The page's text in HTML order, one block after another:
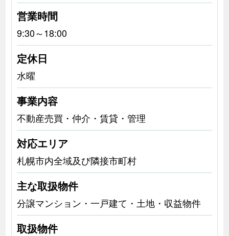
営業時間
9:30～18:00
定休日
水曜
事業内容
不動産売買・仲介・賃貸・管理
対応エリア
札幌市内全域及び隣接市町村
主な取扱物件
分譲マンション・一戸建て・土地・収益物件
取扱物件